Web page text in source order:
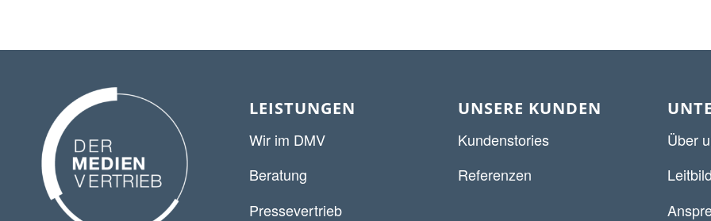
LEISTUNGEN
Wir im DMV
Beratung
Pressevertrieb
UNSERE KUNDEN
Kundenstories
Referenzen
Über
Leitbild